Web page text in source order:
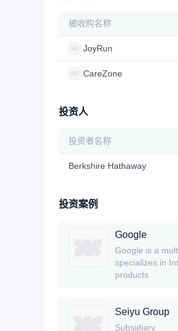
被收购名称
JoyRun
CareZone
投资人
投资者名称
Berkshire Hathaway
投资案例
Google
Google is a
specializes in
products.
Seiyu Group
Subsidiary